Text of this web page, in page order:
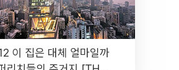
이 집은 대체 얼마일까